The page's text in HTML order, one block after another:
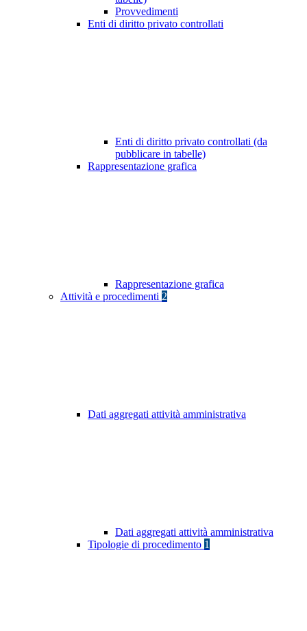
Provvedimenti
Enti di diritto privato controllati
Enti di diritto privato controllati (da
pubblicare in tabelle)
Rappresentazione grafica
Rappresentazione grafica
Attività e procedimenti 2
Dati aggregati attività amministrativa
Dati aggregati attività amministrativa
Tipologie di procedimento 1